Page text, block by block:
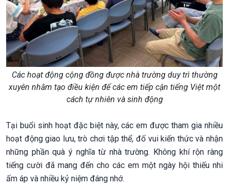
Các hoạt động cộng đồng được nhà trường duy trì thường
xuyên nhằm tạo điều kiện để các em tiếp cận tiếng Việt một
cách tự nhiên và sinh động
Tại buổi sinh hoạt đặc biệt này, các em được tham gia nhiều
hoạt động giao lưu, trò chơi tập thể, đố vui kiến thức và nhận
những phần quà ý nghĩa từ nhà trường. Không khí rộn ràng
tiếng cười đã mang đến cho các em một ngày hội thiếu nhi
ấm áp và nhiều kỷ niệm đáng nhớ.